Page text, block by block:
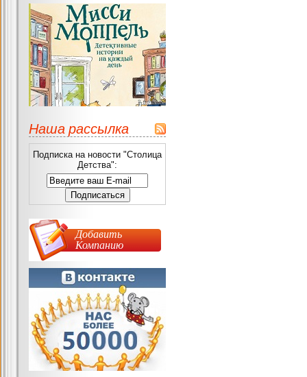
Наша рассылка
Подписка на новости "Столица
Детства":
Добавить
Компанию